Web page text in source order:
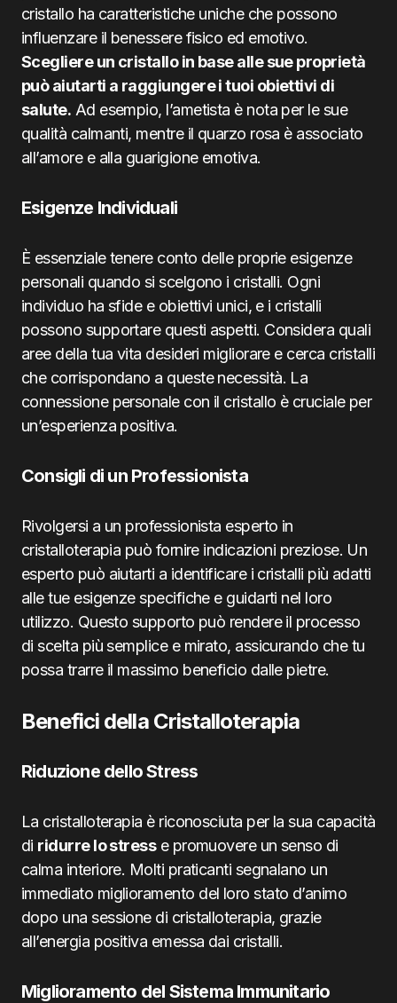
cristallo ha caratteristiche uniche che possono
influenzare il benessere fisico ed emotivo.
Scegliere un cristallo in base alle sue proprietà
può aiutarti a raggiungere i tuoi obiettivi di
salute. Ad esempio, l’ametista è nota per le sue
qualità calmanti, mentre il quarzo rosa è associato
all’amore e alla guarigione emotiva.
Esigenze Individuali
È essenziale tenere conto delle proprie esigenze
personali quando si scelgono i cristalli. Ogni
individuo ha sfide e obiettivi unici, e i cristalli
possono supportare questi aspetti. Considera quali
aree della tua vita desideri migliorare e cerca cristalli
che corrispondano a queste necessità. La
connessione personale con il cristallo è cruciale per
un’esperienza positiva.
Consigli di un Professionista
Rivolgersi a un professionista esperto in
cristalloterapia può fornire indicazioni preziose. Un
esperto può aiutarti a identificare i cristalli più adatti
alle tue esigenze specifiche e guidarti nel loro
utilizzo. Questo supporto può rendere il processo
di scelta più semplice e mirato, assicurando che tu
possa trarre il massimo beneficio dalle pietre.
Benefici della Cristalloterapia
Riduzione dello Stress
La cristalloterapia è riconosciuta per la sua capacità
di ridurre lo stresse promuovere un senso di
calma interiore. Molti praticanti segnalano un
immediato miglioramento del loro stato d’animo
dopo una sessione di cristalloterapia, grazie
all’energia positiva emessa dai cristalli.
Miglioramento del Sistema Immunitario